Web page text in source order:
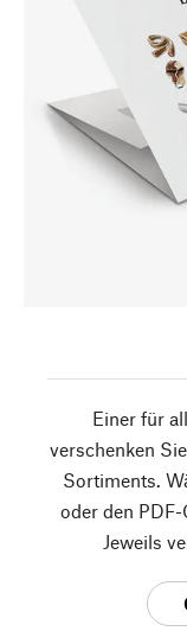
Einer für
verschenken
Sortiments.
oder den
Jeweils